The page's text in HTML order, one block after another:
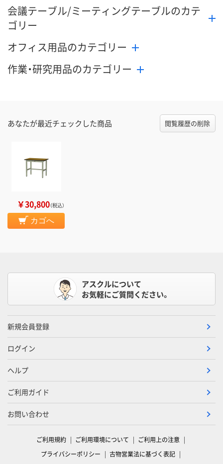
会議テーブル/ミーティングテーブルのカテ
ゴリー
オフィス用品のカテゴリー
作業・研究用品のカテゴリー
あなたが最近チェックした商品 閲覧履歴の削除
￥30,800（税込）
カゴへ
アスクルについて
お気軽にご質問ください。
新規会員登録
ログイン
ヘルプ
ご利用ガイド
お問い合わせ
ご利用規約 ご利用環境について
ご利用上の注意
プライバシーポリシー
古物営業法に基づく表記